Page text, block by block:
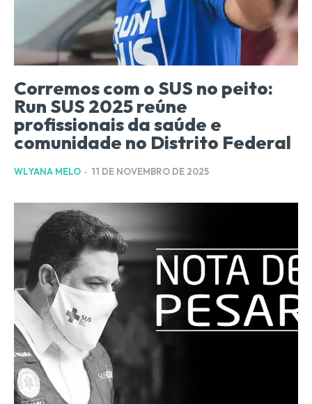
Corremos com o SUS no peito:
Run SUS 2025 reúne
profissionais da saúde e
comunidade no Distrito Federal
WLYANA MELO - 11 DE NOVEMBRO DE 2025